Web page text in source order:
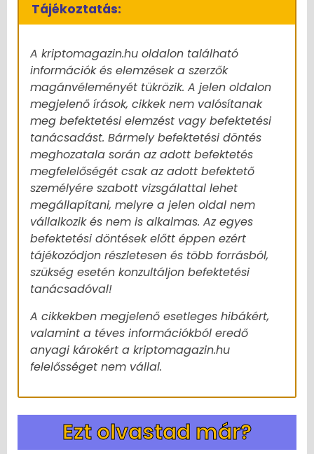
Tájékoztatás:
A kriptomagazin.hu oldalon található
információk és elemzések a szerzők
magánvéleményét tükrözik. A jelen oldalon
megjelenő írások, cikkek nem valósítanak
meg befektetési elemzést vagy befektetési
tanácsadást. Bármely befektetési döntés
meghozatala során az adott befektetés
megfelelőségét csak az adott befektető
személyére szabott vizsgálattal lehet
megállapítani, melyre a jelen oldal nem
vállalkozik és nem is alkalmas. Az egyes
befektetési döntések előtt éppen ezért
tájékozódjon részletesen és több forrásból,
szükség esetén konzultáljon befektetési
tanácsadóval!
A cikkekben megjelenő esetleges hibákért,
valamint a téves információkból eredő
anyagi károkért a kriptomagazin.hu
felelősséget nem vállal.
Ezt olvastad már?